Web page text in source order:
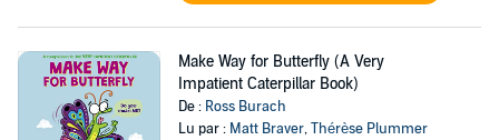
Make Way for Butterfly (A Very
Impatient Caterpillar Book)
De : Ross Burach
Lu par : Matt Braver,Thérèse Plummer